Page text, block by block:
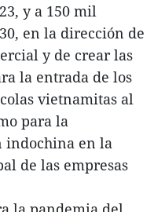
y a 150 mil
en la dirección de
y de crear las
la entrada de los
vietnamitas al
para la
indochina en la
de las empresas